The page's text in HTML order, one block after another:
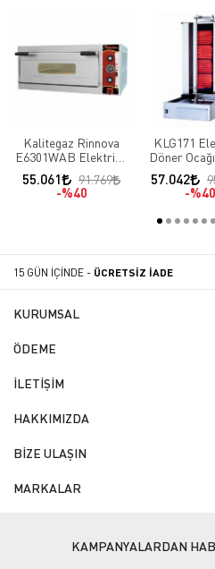
Kalitegaz Rinnova
E6301WAB Elektrikli
Pizza Fırını Analog
Kontrol
55.061
91.769
%40
KLG171
Döner
Motorlu
57.042
%40
15 GÜN İÇİNDE - ÜCRETSİZ İADE
KURUMSAL
ÖDEME
İLETİŞİM
HAKKIMIZDA
BİZE ULAŞIN
MARKALAR
KAMPANYALARDAN